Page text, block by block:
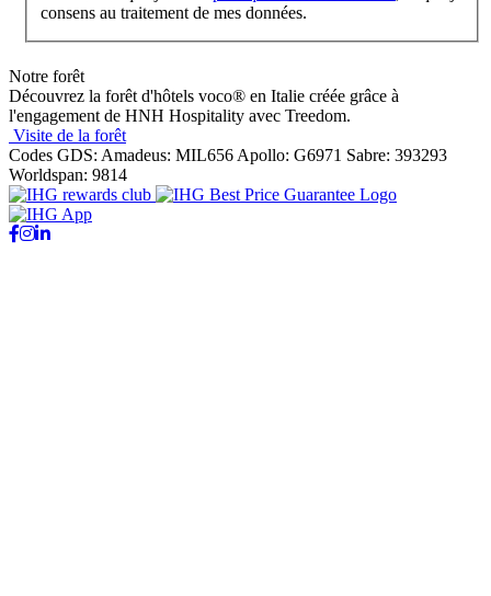
consens au traitement de mes données.
Notre forêt
Découvrez la forêt d'hôtels voco® en Italie créée grâce à
l'engagement de HNH Hospitality avec Treedom.
Visite de la forêt
Codes GDS: Amadeus: MIL656 Apollo: G6971 Sabre: 393293
Worldspan: 9814